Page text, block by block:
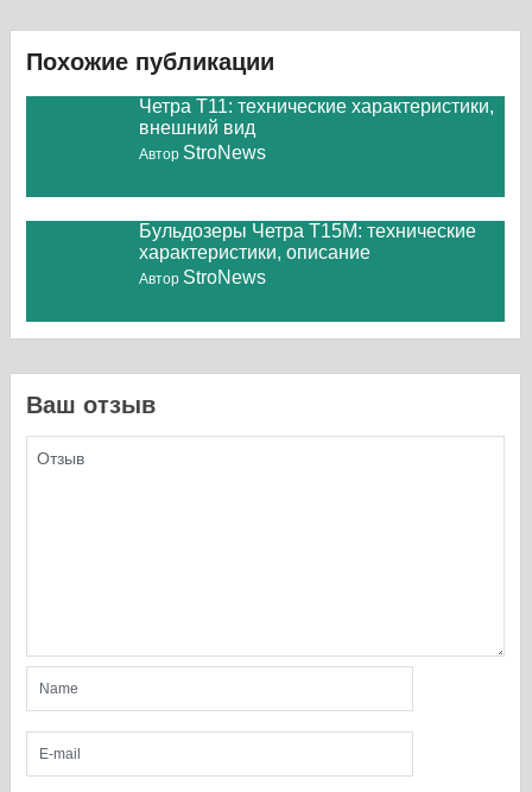
Похожие публикации
Четра Т11: технические характеристики,
внешний вид
Автор StroNews
Бульдозеры Четра Т15М: технические
характеристики, описание
Автор StroNews
Ваш отзыв